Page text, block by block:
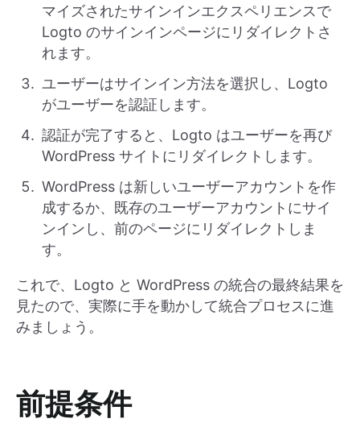
マイズされたサインインエクスペリエンスで
Logto のサインインページにリダイレクトさ
れます。
ユーザーはサインイン方法を選択し、Logto
がユーザーを認証します。
認証が完了すると、Logto はユーザーを再び
WordPress サイトにリダイレクトします。
WordPress は新しいユーザーアカウントを作
成するか、既存のユーザーアカウントにサイ
ンインし、前のページにリダイレクトしま
す。
これで、Logto と WordPress の統合の最終結果を
見たので、実際に手を動かして統合プロセスに進
みましょう。
前提条件